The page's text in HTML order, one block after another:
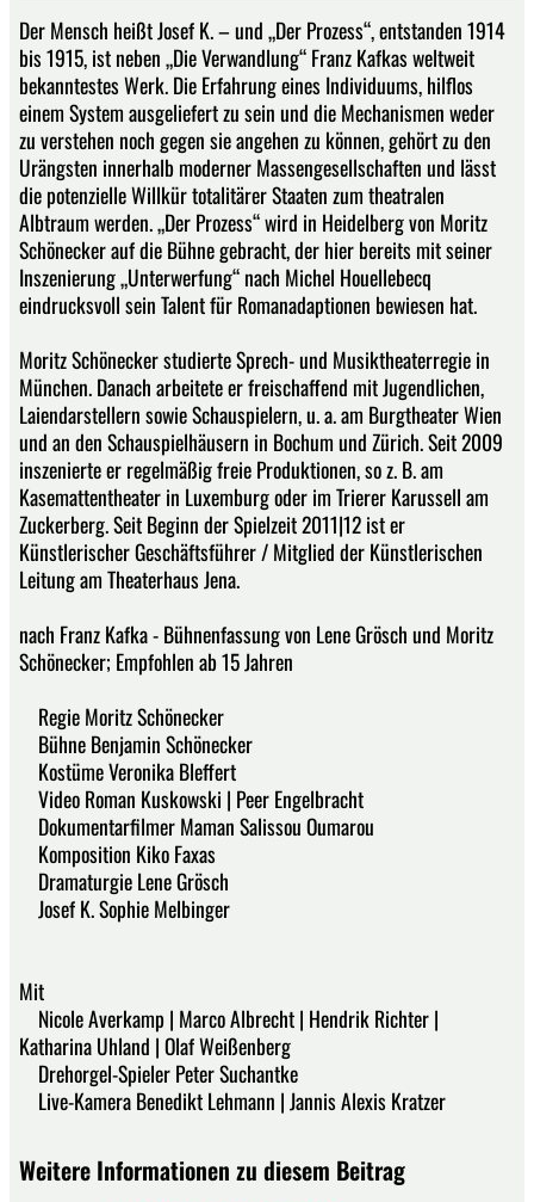
Der Mensch heißt Josef K. – und „Der Prozess“, entstanden 1914
bis 1915, ist neben „Die Verwandlung“ Franz Kafkas weltweit
bekanntestes Werk. Die Erfahrung eines Individuums, hilflos
einem System ausgeliefert zu sein und die Mechanismen weder
zu verstehen noch gegen sie angehen zu können, gehört zu den
Urängsten innerhalb moderner Massengesellschaften und lässt
die potenzielle Willkür totalitärer Staaten zum theatralen
Albtraum werden. „Der Prozess“ wird in Heidelberg von Moritz
Schönecker auf die Bühne gebracht, der hier bereits mit seiner
Inszenierung „Unterwerfung“ nach Michel Houellebecq
eindrucksvoll sein Talent für Romanadaptionen bewiesen hat.
Moritz Schönecker studierte Sprech- und Musiktheaterregie in
München. Danach arbeitete er freischaffend mit Jugendlichen,
Laiendarstellern sowie Schauspielern, u. a. am Burgtheater Wien
und an den Schauspielhäusern in Bochum und Zürich. Seit 2009
inszenierte er regelmäßig freie Produktionen, so z. B. am
Kasemattentheater in Luxemburg oder im Trierer Karussell am
Zuckerberg. Seit Beginn der Spielzeit 2011|12 ist er
Künstlerischer Geschäftsführer / Mitglied der Künstlerischen
Leitung am Theaterhaus Jena.
nach Franz Kafka - Bühnenfassung von Lene Grösch und Moritz
Schönecker; Empfohlen ab 15 Jahren
Regie Moritz Schönecker
Bühne Benjamin Schönecker
Kostüme Veronika Bleffert
Video Roman Kuskowski | Peer Engelbracht
Dokumentarfilmer Maman Salissou Oumarou
Komposition Kiko Faxas
Dramaturgie Lene Grösch
Josef K. Sophie Melbinger
Mit
Nicole Averkamp | Marco Albrecht | Hendrik Richter |
Katharina Uhland | Olaf Weißenberg
Drehorgel-Spieler Peter Suchantke
Live-Kamera Benedikt Lehmann | Jannis Alexis Kratzer
Weitere Informationen zu diesem Beitrag